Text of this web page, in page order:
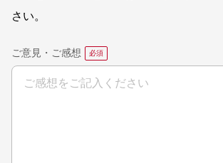
さい。
ご意見・ご感想